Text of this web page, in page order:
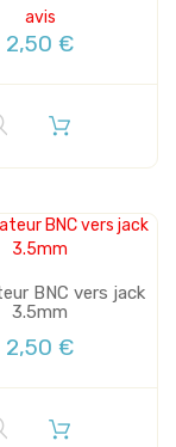
avis
2,50 €
BNC vers jack
3.5mm
2,50 €